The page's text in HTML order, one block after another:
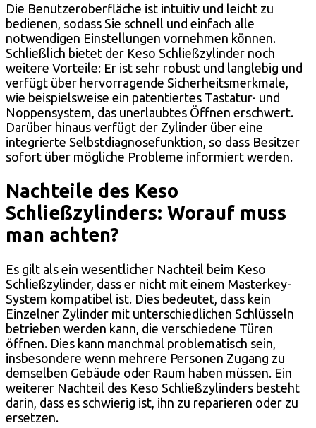
Die Benutzeroberfläche ist intuitiv und leicht zu
bedienen, sodass Sie schnell und einfach alle
notwendigen Einstellungen vornehmen können.
Schließlich bietet der Keso Schließzylinder noch
weitere Vorteile: Er ist sehr robust und langlebig und
verfügt über hervorragende Sicherheitsmerkmale,
wie beispielsweise ein patentiertes Tastatur- und
Noppensystem, das unerlaubtes Öffnen erschwert.
Darüber hinaus verfügt der Zylinder über eine
integrierte Selbstdiagnosefunktion, so dass Besitzer
sofort über mögliche Probleme informiert werden.
Nachteile des Keso
Schließzylinders: Worauf muss
man achten?
Es gilt als ein wesentlicher Nachteil beim Keso
Schließzylinder, dass er nicht mit einem Masterkey-
System kompatibel ist. Dies bedeutet, dass kein
Einzelner Zylinder mit unterschiedlichen Schlüsseln
betrieben werden kann, die verschiedene Türen
öffnen. Dies kann manchmal problematisch sein,
insbesondere wenn mehrere Personen Zugang zu
demselben Gebäude oder Raum haben müssen. Ein
weiterer Nachteil des Keso Schließzylinders besteht
darin, dass es schwierig ist, ihn zu reparieren oder zu
ersetzen.